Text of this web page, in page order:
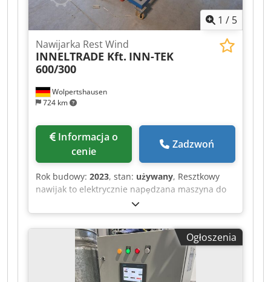
1 / 5
Wolpertshausen
724 km
Nawijarka Rest Wind
INNELTRADE Kft. INN-TEK
600/300
cenie
Zadzwoń
Rok budowy: 2023, stan: używany, Resztkowy
nawijak to elektrycznie napędzana maszyna do
nawijania, przeznaczona do kontrolowanego
nawijania resztek materiałów na rdzeń
nawijający. Maszyna służy do czystego i
równomiernego zbierania resztek materiałów
pochodzących z procesów produkcyjnych lub
przetwórczych. Materiał jest prowadzony przez
rolki prowadzące i nawijany na wał napinający.
Ogłoszenia